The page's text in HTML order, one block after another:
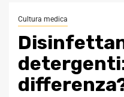
Cultura medica